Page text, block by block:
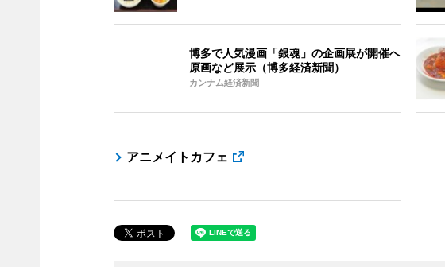
博多で人気漫画「銀魂」の企画展が開催へ
原画など展示（博多経済新聞）
カンナム経済新聞
アニメイトカフェ